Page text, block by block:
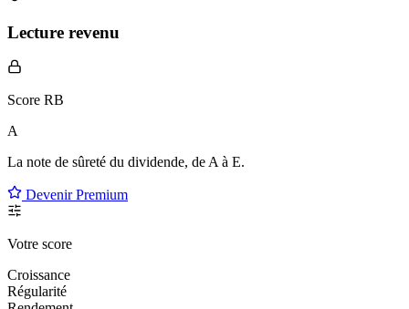
Lecture revenu
Score RB
A
La note de sûreté du dividende, de A à E.
Devenir Premium
Votre score
Croissance
Régularité